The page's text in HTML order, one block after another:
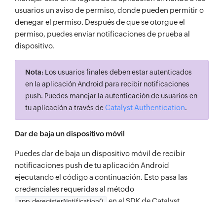
usuarios un aviso de permiso, donde pueden permitir o
denegar el permiso. Después de que se otorgue el
permiso, puedes enviar notificaciones de prueba al
dispositivo.
Nota: Los usuarios finales deben estar autenticados
en la aplicación Android para recibir notificaciones
push. Puedes manejar la autenticación de usuarios en
tu aplicación a través deCatalyst Authentication.
Dar de baja un dispositivo móvil
Puedes dar de baja un dispositivo móvil de recibir
notificaciones push de tu aplicación Android
ejecutando el código a continuación. Esto pasa las
credenciales requeridas al método